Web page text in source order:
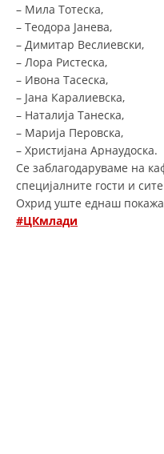
УПОТРЕБА И
СОЦИЈАЛНО
– Мила Тотеска,
– Теодора Јанева,
– Димитар Веслиевски,
– Лора Ристеска,
– Ивона Тасеска,
– Јана Каралиевска,
– Наталија Танеска,
– Марија Перовска,
– Христијана Арнаудоска.
Се заблагодаруваме на
специјалните гости и
Охрид уште еднаш покажа
#ЦКмлади